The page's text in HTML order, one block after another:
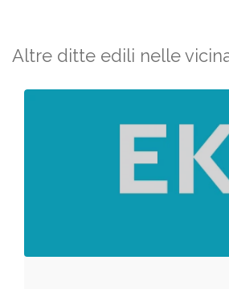
Altre ditte edili nelle